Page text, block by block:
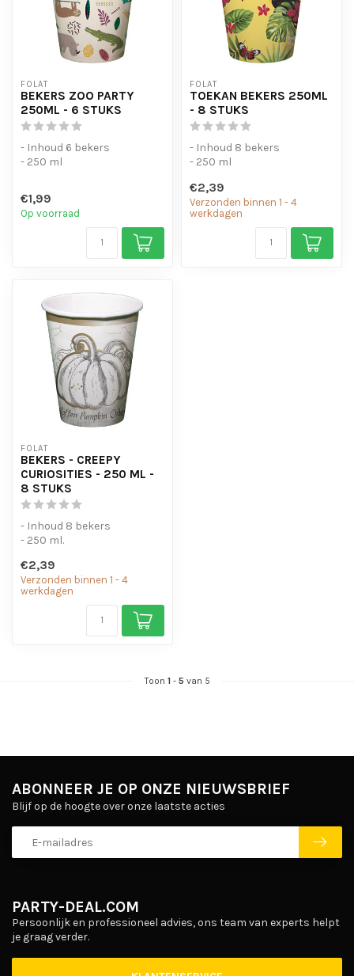
FOLAT
BEKERS ZOO PARTY
250ML - 6 STUKS
- Inhoud 6 bekers
- 250 ml
€1,99
Op voorraad
FOLAT
TOEKAN BEKERS 250ML
- 8 STUKS
- Inhoud 8 bekers
- 250 ml
€2,39
Verzonden binnen 1 - 4
werkdagen
FOLAT
BEKERS - CREEPY
CURIOSITIES - 250 ML -
8 STUKS
- Inhoud 8 bekers
- 250 ml.
€2,39
Verzonden binnen 1 - 4
werkdagen
Toon 1- 5 van 5
PARTY-DEAL.COM
Persoonlijk en professioneel advies, ons team van experts helpt
je graag verder.
ABONNEER JE OP ONZE NIEUWSBRIEF
Blijf op de hoogte over onze laatste acties